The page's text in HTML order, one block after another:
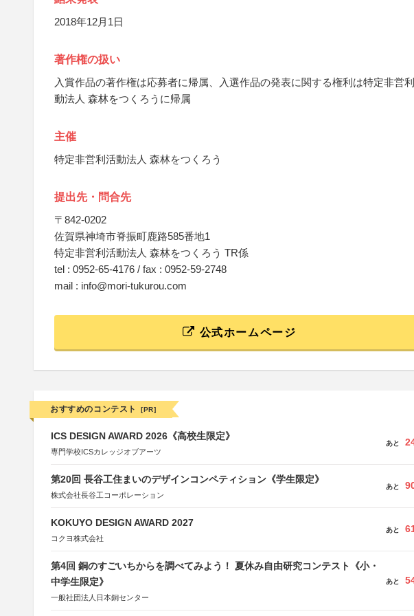
2018年12月1日
著作権の扱い
入賞作品の著作権は応募者に帰属、入選作品の発表に関する権利は特定非営
動法人 森林をつくろうに帰属
主催
特定非営利活動法人 森林をつくろう
提出先・問合先
〒842-0202
佐賀県神埼市脊振町鹿路585番地1
特定非営利活動法人 森林をつくろう TR係
tel : 0952-65-4176 / fax : 0952-59-2748
mail : info@mori-tukurou.com
公式ホームページ
おすすめのコンテスト [PR]
ICS DESIGN AWARD 2026《高校生限定》
専門学校ICSカレッジオブアーツ
あと
第20回 長谷工住まいのデザインコンペティション《学生限定》
株式会社長谷工コーポレーション
あと
KOKUYO DESIGN AWARD 2027
コクヨ株式会社
あと
第4回 銅のすごいちからを調べてみよう！ 夏休み自由研究コンテスト《小・
中学生限定》
一般社団法人日本銅センター
あと